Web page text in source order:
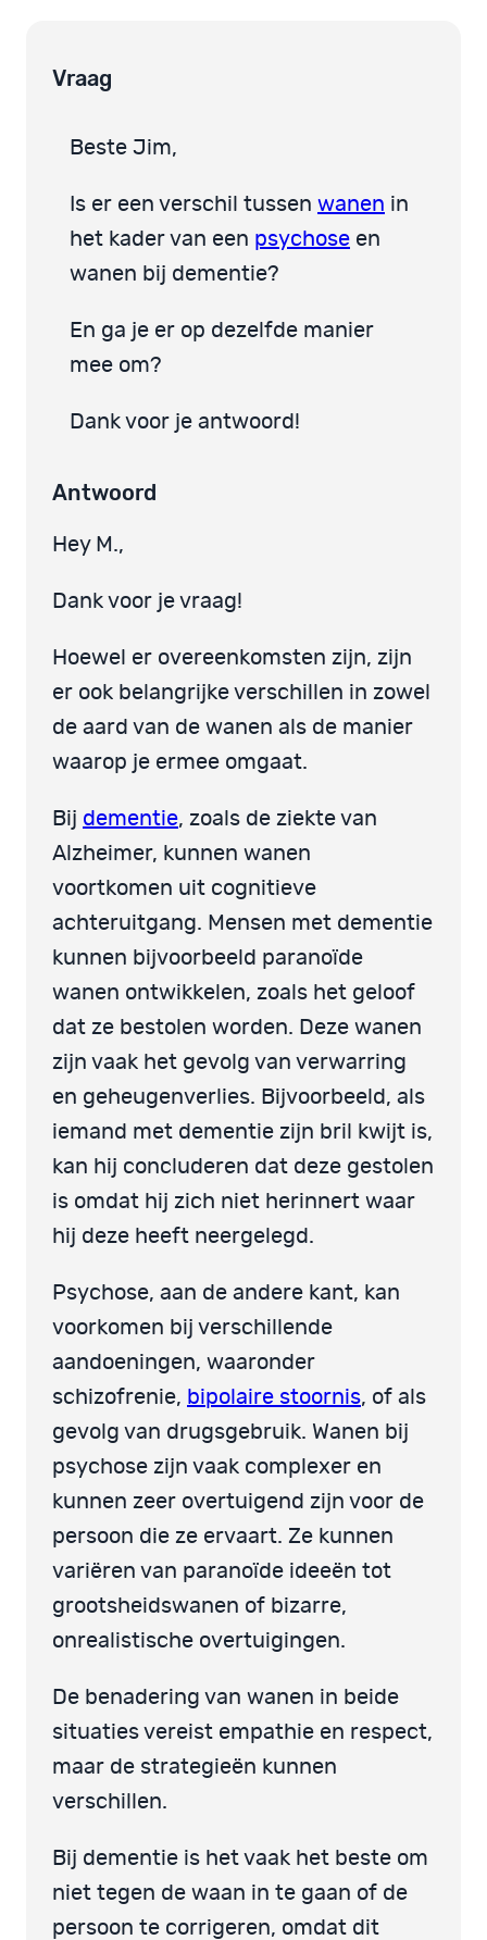
Vraag
Beste Jim,
Is er een verschil tussen wanen in
het kader van een psychose en
wanen bij dementie?
En ga je er op dezelfde manier
mee om?
Dank voor je antwoord!
Antwoord
Hey M.,
Dank voor je vraag!
Hoewel er overeenkomsten zijn, zijn
er ook belangrijke verschillen in zowel
de aard van de wanen als de manier
waarop je ermee omgaat.
Bij dementie, zoals de ziekte van
Alzheimer, kunnen wanen
voortkomen uit cognitieve
achteruitgang. Mensen met dementie
kunnen bijvoorbeeld paranoïde
wanen ontwikkelen, zoals het geloof
dat ze bestolen worden. Deze wanen
zijn vaak het gevolg van verwarring
en geheugenverlies. Bijvoorbeeld, als
iemand met dementie zijn bril kwijt is,
kan hij concluderen dat deze gestolen
is omdat hij zich niet herinnert waar
hij deze heeft neergelegd.
Psychose, aan de andere kant, kan
voorkomen bij verschillende
aandoeningen, waaronder
schizofrenie, bipolaire stoornis, of als
gevolg van drugsgebruik. Wanen bij
psychose zijn vaak complexer en
kunnen zeer overtuigend zijn voor de
persoon die ze ervaart. Ze kunnen
variëren van paranoïde ideeën tot
grootsheidswanen of bizarre,
onrealistische overtuigingen.
De benadering van wanen in beide
situaties vereist empathie en respect,
maar de strategieën kunnen
verschillen.
Bij dementie is het vaak het beste om
niet tegen de waan in te gaan of de
persoon te corrigeren, omdat dit